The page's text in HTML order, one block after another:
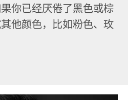
你已经厌倦了黑色或棕
他颜色，比如粉色、玫